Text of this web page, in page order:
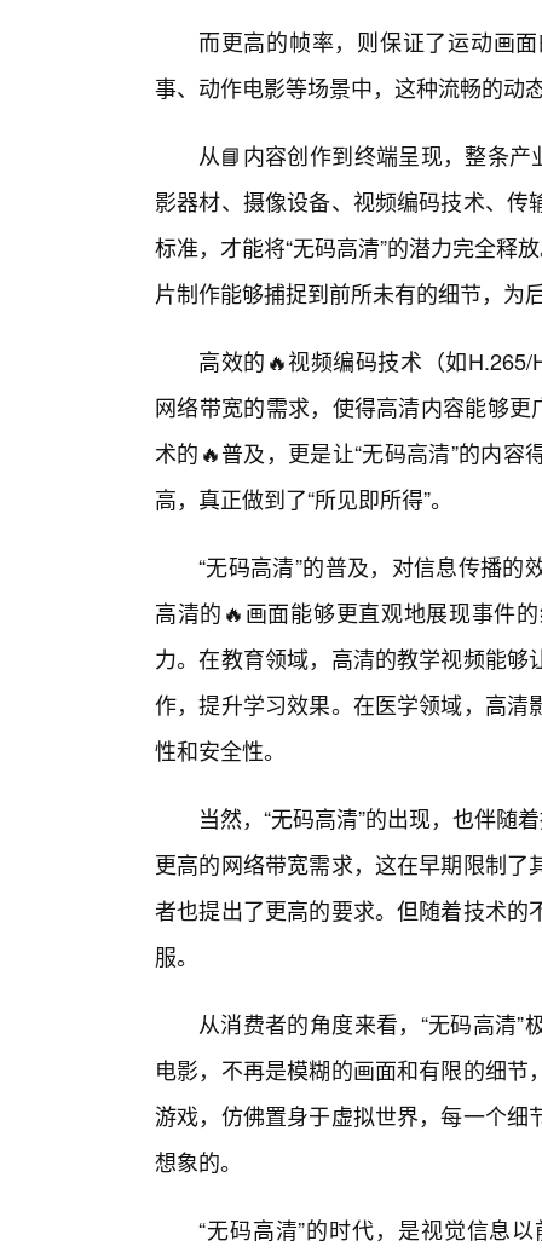
而更高的帧率，则保证了运动画
事、动作电影等场景中，这种流畅的动
从📘内容创作到终端呈现，整条产
影器材、摄像设备、视频编码技术、
标准，才能将“无码高清”的潜力完全释
片制作能够捕捉到前所未有的细节，为
高效的🔥视频编码技术（如
网络带宽的需求，使得高清内容能够
术的🔥普及，更是让“无码高清”的内
高，真正做到了“所见即所得”。
“无码高清”的普及，对信息传播
高清的🔥画面能够更直观地展现事件
力。在教育领域，高清的教学视频能
作，提升学习效果。在医学领域，高
性和安全性。
当然，“无码高清”的出现，也伴随
更高的网络带宽需求，这在早期限制
者也提出了更高的要求。但随着技术
服。
从消费者的角度来看，“无码高清
电影，不再是模糊的画面和有限的细
游戏，仿佛置身于虚拟世界，每一个
想象的。
“无码高清”的时代，是视觉信息